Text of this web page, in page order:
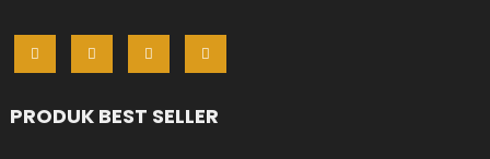
PRODUK BEST SELLER